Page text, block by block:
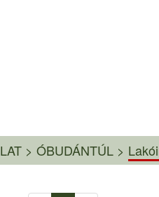
>ÓBUDÁNTÚL >